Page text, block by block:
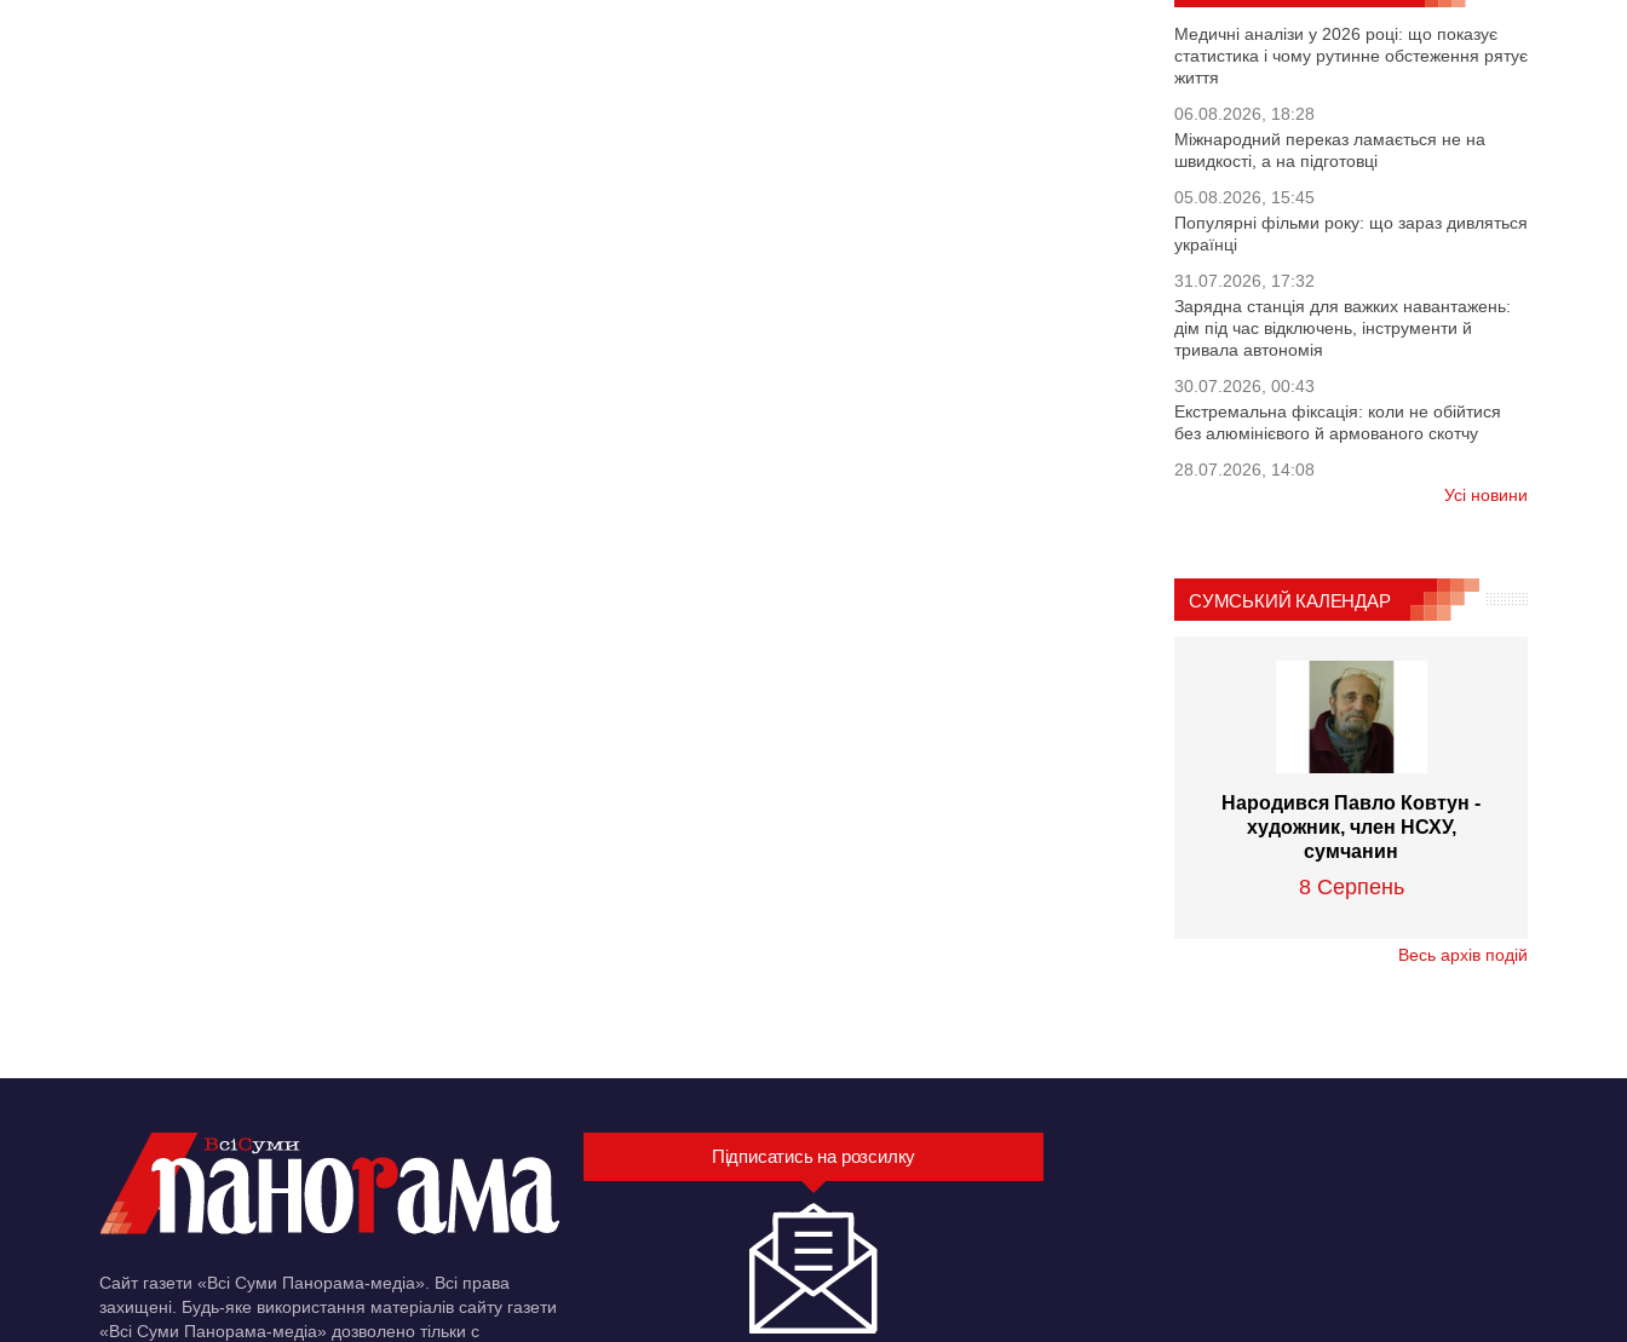
Медичні аналізи у 2026 році: що показує
статистика і чому рутинне обстеження рятує
життя
06.08.2026, 18:28
Міжнародний переказ ламається не на
швидкості, а на підготовці
05.08.2026, 15:45
Популярні фільми року: що зараз дивляться
українці
31.07.2026, 17:32
Зарядна станція для важких навантажень:
дім під час відключень, інструменти й
тривала автономія
30.07.2026, 00:43
Екстремальна фіксація: коли не обійтися
без алюмінієвого й армованого скотчу
28.07.2026, 14:08
Усі новини
СУМСЬКИЙ КАЛЕНДАР
Народився Павло Ковтун -
художник, член НСХУ,
сумчанин
8 Серпень
Весь архів подій
Сайт газети «Всі Суми Панорама-медіа». Всі права
захищені. Будь-яке використання матеріалів сайту газети
«Всі Суми Панорама-медіа» дозволено тільки c
Підписатись на розсилку